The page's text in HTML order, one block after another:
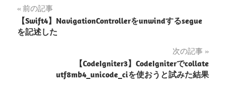
投
稿
前の記事
【Swift4】NavigationControllerをunwindするsegue
を記述した
次の記事
【CodeIgniter3】CodeIgniterでcollate
utf8mb4_unicode_ciを使おうと試みた結果